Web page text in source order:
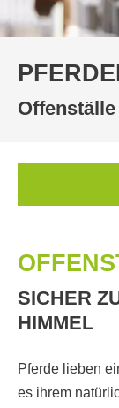
Offenställe
SICHER
IMMEL
Pferde lieben
es ihrem